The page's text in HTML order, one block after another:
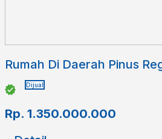
Rumah Di Daerah Pinus
Dijual
Rp. 1.350.000.000